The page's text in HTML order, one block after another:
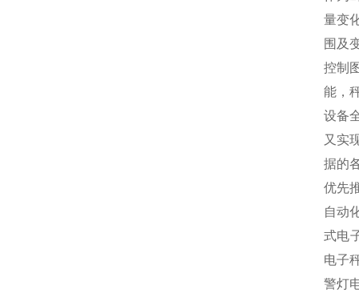
量变
围及
控制
能，
设备
又实
据的
优先
自动
式电
电子
警灯